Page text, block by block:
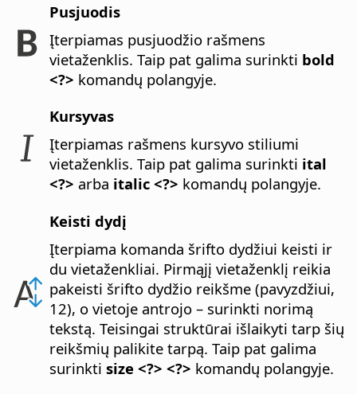
Pusjuodis
Įterpiamas pusjuodžio rašmens
vietaženklis. Taip pat galima surinkti bold
<?> komandų polangyje.
Kursyvas
Įterpiamas rašmens kursyvo stiliumi
vietaženklis. Taip pat galima surinkti ital
<?> arba italic <?> komandų polangyje.
Keisti dydį
Įterpiama komanda šrifto dydžiui keisti ir
du vietaženkliai. Pirmąjį vietaženklį reikia
pakeisti šrifto dydžio reikšme (pavyzdžiui,
12), o vietoje antrojo – surinkti norimą
tekstą. Teisingai struktūrai išlaikyti tarp šių
reikšmių palikite tarpą. Taip pat galima
surinktisize <?> <?> komandų polangyje.